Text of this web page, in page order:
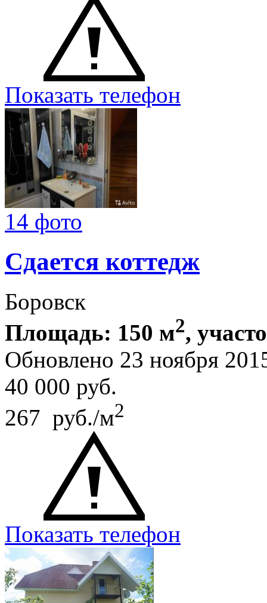
Показать телефон
14 фото
Сдается коттедж
Боровск
Площадь: 150 м2,
Обновлено 23 ноября
40 000 руб.
267 руб./м2
Показать телефон